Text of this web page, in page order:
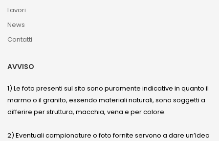
Lavori
News
Contatti
AVVISO
1) Le foto presenti sul sito sono puramente indicative in quanto il
marmo o il granito, essendo materiali naturali, sono soggetti a
differire per struttura, macchia, vena e per colore.
2) Eventuali campionature o foto fornite servono a dare un’idea